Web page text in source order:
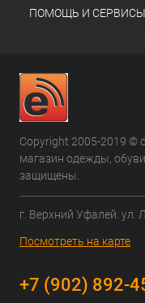
ПОМОЩЬ И СЕРВИСЫ
Copyright 2005-2019 ©
магазин одежды,
защищены.
г. Верхний Уфалей. ул.
Посмотреть на карте
+7 (902) 892-